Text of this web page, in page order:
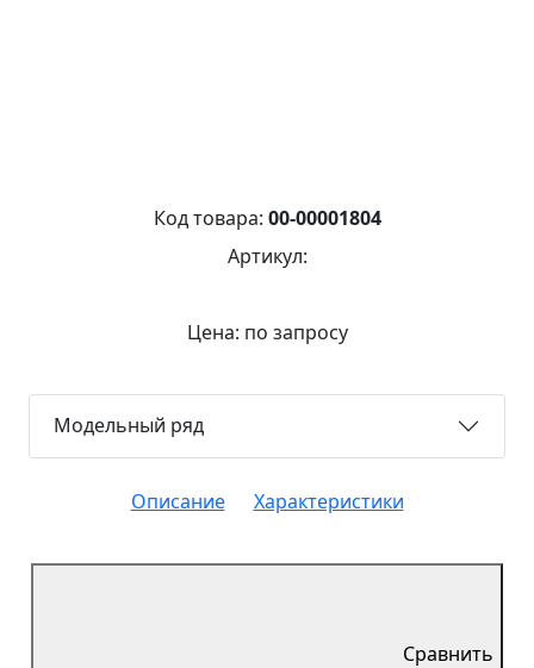
Код товара: 00-00001804
Артикул:
Цена: по запросу
Модельный ряд
Описание Характеристики
Сравнить